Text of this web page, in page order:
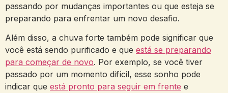
passando por mudanças importantes ou que esteja se
preparando para enfrentar um novo desafio.
Além disso, a chuva forte também pode significar que
você está sendo purificado e que está se preparando
para começar de novo. Por exemplo, se você tiver
passado por um momento difícil, esse sonho pode
indicar que está pronto para seguir em frente e